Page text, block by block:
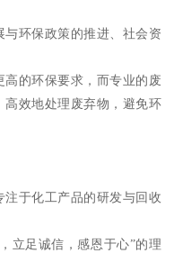
环保政策的推进、社会资
的环保要求，而专业的废
效地处理废弃物，避免环
于化工产品的研发与回收
立足诚信，感恩于心”的理